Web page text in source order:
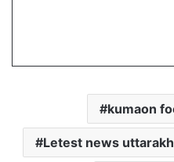
kumaon
Letest news